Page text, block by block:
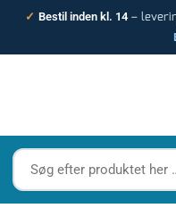
✓ Bestil inden kl. 14 –
Søg
efter
produktet